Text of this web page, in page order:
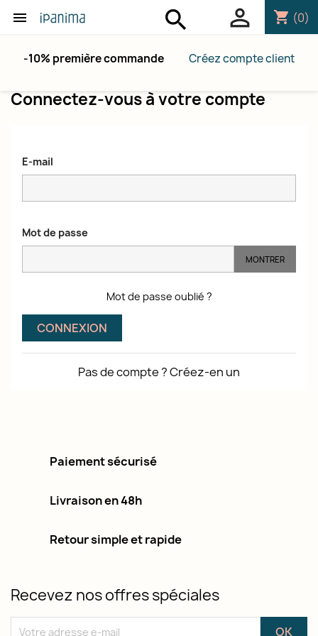
 shopping_cart (0)
person_outline
search
-10% première commande Créez compte client
Connectez-vous à votre compte
E-mail
Mot de passe
MONTRER
Mot de passe oublié ?
CONNEXION
Pas de compte ? Créez-en un
Paiement sécurisé
Livraison en 48h
Retour simple et rapide
Recevez nos offres spéciales